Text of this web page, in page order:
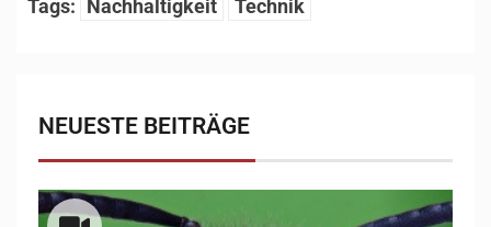
Tags: Nachhaltigkeit Technik
NEUESTE BEITRÄGE